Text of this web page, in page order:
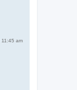
11:45 am